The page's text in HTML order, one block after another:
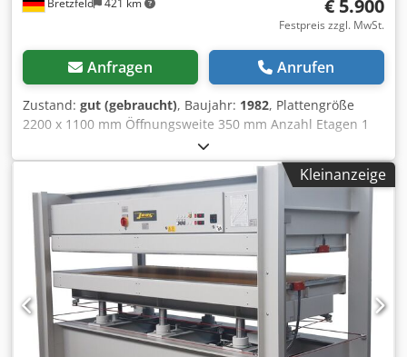
Bretzfeld 421 km € 5.900
Festpreis zzgl. MwSt.
Anfragen Anrufen
Zustand: gut (gebraucht), Baujahr: 1982, Plattengröße
2200 x 1100 mm Öffnungsweite 350 mm Anzahl Etagen 1
St. Heizung elektrisch Gesamtpressdruck 65 to
Motorleistung 1,1 kW Maße (Länge/Breite/Höhe) 2540 x
1280 x 1900 mm Cedjyyqnxepfx Alnsrf Maschinengewicht
ca, 2500 kg - Schwenktaster - Heizplatten goldeloxiert
Kleinanzeige